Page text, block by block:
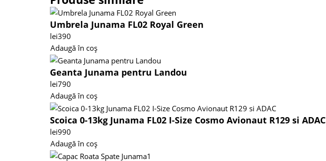
Umbrela Junama FL02 Royal Green
lei390
Adaugă în coș
Geanta Junama pentru Landou
lei790
Adaugă în coș
Scoica 0-13kg Junama FL02 I-Size Cosmo Avionaut R129 si ADAC
lei990
Adaugă în coș